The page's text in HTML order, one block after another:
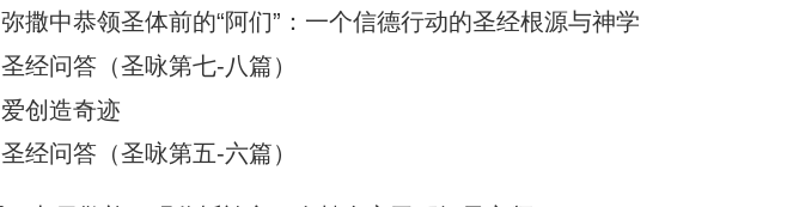
各曾指出，在圣经中，“山是天主向我们启示他自己、
含着深刻的神学意涵——山，既是物理高度，更是属灵
弥撒中恭领圣体前的“阿们”：一个信德行动的圣经根源与神学
意蕴
圣经问答（圣咏第七-八篇）
爱创造奇迹
圣经问答（圣咏第五-六篇）